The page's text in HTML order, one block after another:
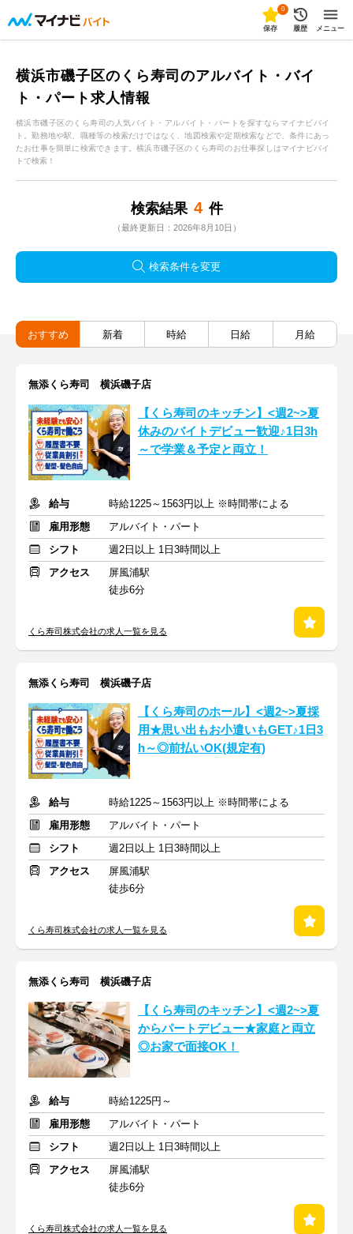
0
保存 履歴 メニュー
横浜市磯子区のくら寿司のアルバイト・バイ
ト・パート求人情報
横浜市磯子区のくら寿司の人気バイト・アルバイト・パートを探すならマイナビバイ
ト。勤務地や駅、職種等の検索だけではなく、地図検索や定期検索などで、条件にあっ
たお仕事を簡単に検索できます。横浜市磯子区のくら寿司のお仕事探しはマイナビバイ
トで検索！
検索結果 4 件
（最終更新日：2026年8月10日）
検索条件を変更
おすすめ 新着 時給 日給 月給
無添くら寿司 横浜磯子店
【くら寿司のキッチン】<週2~>夏
休みのバイトデビュー歓迎♪1日3h
～で学業＆予定と両立！
給与
時給1225～1563円以上 ※時間帯による
雇用形態
アルバイト・パート
シフト
週2日以上 1日3時間以上
アクセス
屏風浦駅
徒歩6分
くら寿司株式会社の求人一覧を見る
無添くら寿司 横浜磯子店
【くら寿司のホール】<週2~>夏採
用★思い出もお小遣いもGET♪1日3
h～◎前払いOK(規定有)
給与
時給1225～1563円以上 ※時間帯による
雇用形態
アルバイト・パート
シフト
週2日以上 1日3時間以上
アクセス
屏風浦駅
徒歩6分
くら寿司株式会社の求人一覧を見る
無添くら寿司 横浜磯子店
【くら寿司のキッチン】<週2~>夏
からパートデビュー★家庭と両立
◎お家で面接OK！
給与
時給1225円～
雇用形態
アルバイト・パート
シフト
週2日以上 1日3時間以上
アクセス
屏風浦駅
徒歩6分
くら寿司株式会社の求人一覧を見る